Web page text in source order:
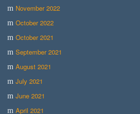
November 2022
October 2022
October 2021
September 2021
August 2021
July 2021
June 2021
April 2021